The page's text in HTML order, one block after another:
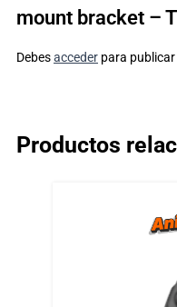
mount bracket –
Debesacceder para
Productos